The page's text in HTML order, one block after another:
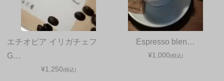
エチオピア イリガチェフ
G…
¥1,250(税込)
Espresso blen…
¥1,000(税込)